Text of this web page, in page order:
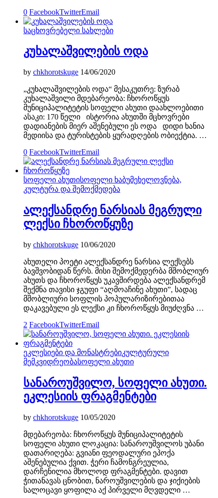
0 FacebookTwitterEmail
საცხოვრებელი სახლები
კუხალაშვილების ოდა
by chkhorotskuge 14/06/2020
„კუხალაშვილების ოდა“ მესაკუთრე: ზურაბ
კუხალაშვილი მდებარეობა: ჩხოროწყუს
მუნიციპალიტეტის სოფელი ახუთი დაახლოებითი
ასაკი: 170 წელი ისტორია ახუთში მცხოვრები
დადიანების მიერ აშენებული ეს ოდა დიდი ხანია
მედიისა და ტურისტების ყურადღების ობიექტია. …
0 FacebookTwitterEmail
სოფელი ახუთისოფელი ხაბუმეხელოვნება,
კულტურა და შემოქმედება
ალექსანდრე ნარსიას მეგრული
ლექსი ჩხოროწყუზე
by chkhorotskuge 10/06/2020
ახუთელი პოეტი ალექსანდრე ნარსია ლექსებს
ბავშვობიდან წერს. მისი შემოქმედერბა მშობლიურ
ახუთს და ჩხოროწყუს უკავშირდება ალექსანდრემ
შექმნა თავისი ჯგუფი “აღმოაჩინე ახუთი”, სადაც
მშობლიური სოფლის პოპულარიზირებითაა
დაკავებული ეს ლექსი კი ჩხოროწყუს მიუძღვნა …
2 FacebookTwitterEmail
ეკლესიები და მონასტრებიკულტურული
მემკვიდრეობასოფელი ახუთი
სანაროუშვილო, სოფელი ახუთი.
ეკლესიის ფრაგმენტები
by chkhorotskuge 10/05/2020
მდებარეობა: ჩხოროწყუს მუნიციპალიტეტის
სოფელი ახუთი ლოკაცია: სანაროუშვილოს უბანი
დათარიღება: გვიანი ფეოდალური ეპოქა
აშენებულია ქვით. ჭერი ჩამონგრეულია,
დარჩენილია მხოლოდ ფრაგმენტები. დავით
ჭითანავას ცნობით, ნაროუშვილების და ჯიქიების
სალოცავი ყოფილა აქ პირველი მღვდელი …